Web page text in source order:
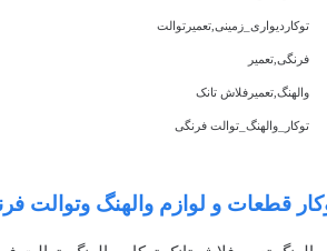
توکاردیواری_زمینی,تعمیرتوالت
فرنگی,تعمیر
والهنگ,تعمیرفلاش تانک
توکار_والهنگ_توالت فرنگی
قطعات و لوازم والهنگ وتوالت